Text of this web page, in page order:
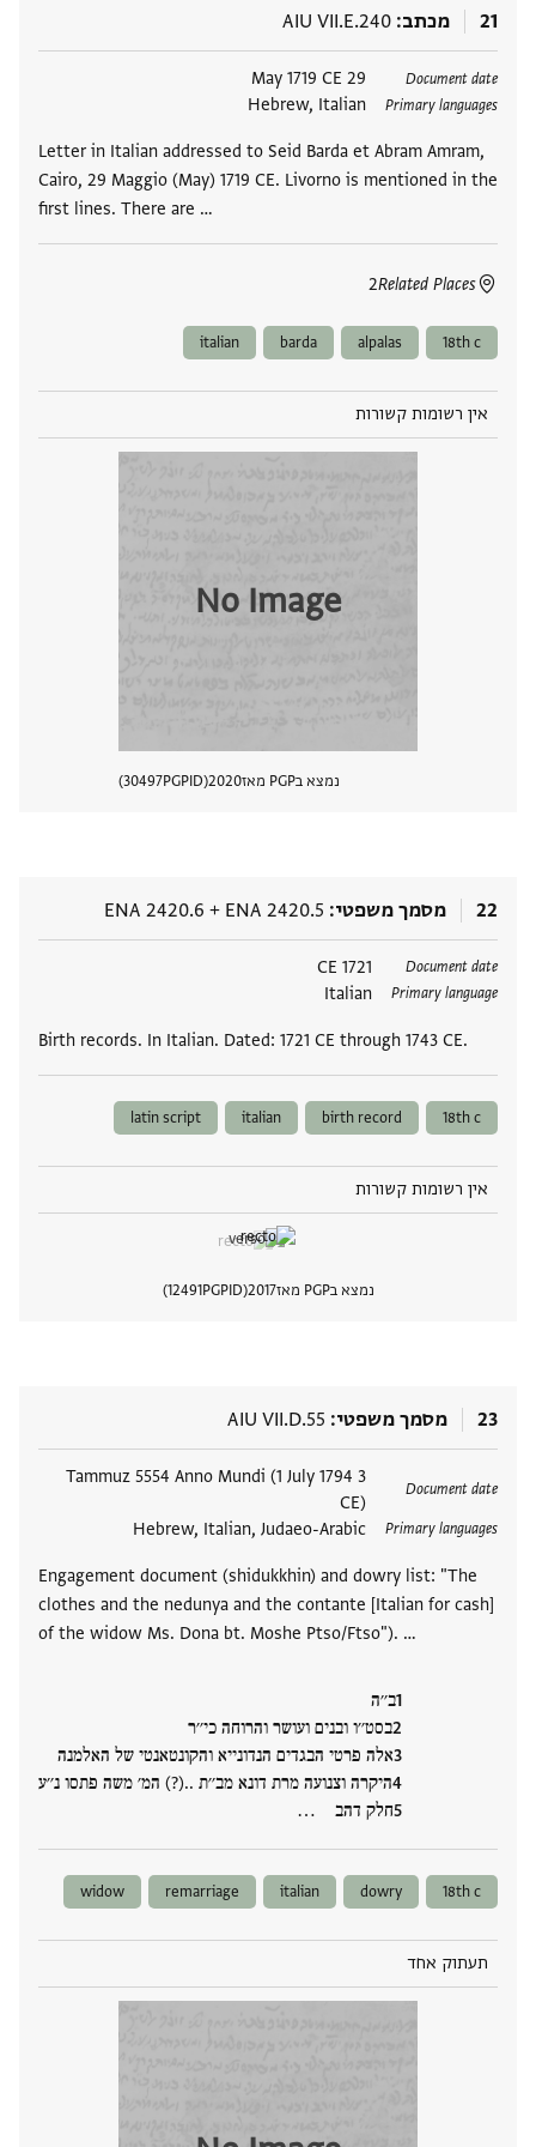
21 מכתב AIU VII.E.240
Document date
29 May 1719 CE
Primary languages
Hebrew, Italian
Letter in Italian addressed to Seid Barda et Abram Amram,
Cairo, 29 Maggio (May) 1719 CE. Livorno is mentioned in the
first lines. There are …
Related Places
2
תגים
18th c
alpalas
barda
italian
אין רשומות קשורות
No Image
נמצא בPGP מאז 2020
PGPID
30497
22 מסמך משפטי ENA 2420.5
+
ENA 2420.6
Document date
1721 CE
Primary language
Italian
Birth records. In Italian. Dated: 1721 CE through 1743 CE.
תגים
18th c
birth record
italian
latin script
אין רשומות קשורות
נמצא בPGP מאז 2017
PGPID
12491
23 מסמך משפטי AIU VII.D.55
Document date
3 Tammuz 5554 Anno Mundi (1 July 1794
CE)
Primary languages
Hebrew, Italian, Judaeo-Arabic
Engagement document (shidukkhin) and dowry list: "The
clothes and the nedunya and the contante [Italian for cash]
of the widow Ms. Dona bt. Moshe Ptso/Ftso"). …
ב׳׳ה
בסט׳׳ו ובנים ועושר והרוחה כי׳׳ר
אלה פרטי הבגדים הנדונייא והקונטאנטי של האלמנה
היקרה וצנועה מרת דונא מב׳׳ת ..(?) המ׳ משה פתסו נ׳׳ע
חלק דהב ‮…
תגים
18th c
dowry
italian
remarriage
widow
תעתוק אחד